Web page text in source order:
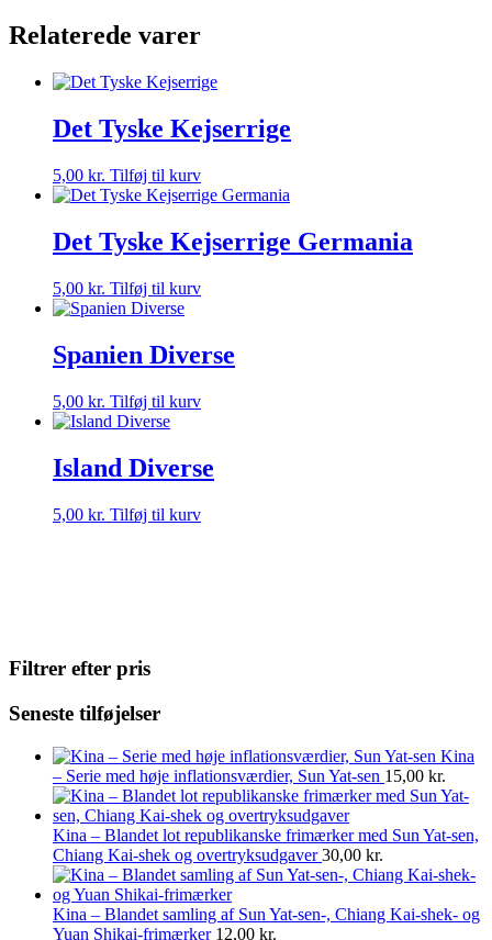
Relaterede varer
Det Tyske Kejserrige
5,00 kr. Tilføj til kurv
Det Tyske Kejserrige Germania
5,00 kr. Tilføj til kurv
Spanien Diverse
5,00 kr. Tilføj til kurv
Island Diverse
5,00 kr. Tilføj til kurv
Filtrer efter pris
Seneste tilføjelser
Kina
– Serie med høje inflationsværdier, Sun Yat-sen 15,00 kr.
Kina – Blandet lot republikanske frimærker med Sun Yat-sen,
Chiang Kai-shek og overtryksudgaver 30,00 kr.
Kina – Blandet samling af Sun Yat-sen-, Chiang Kai-shek- og
Yuan Shikai-frimærker 12,00 kr.